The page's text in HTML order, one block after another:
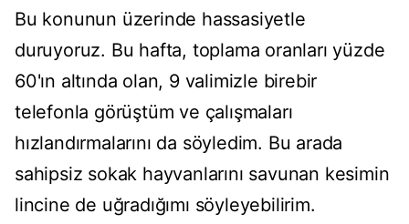
Bu konunun üzerinde hassasiyetle
duruyoruz. Bu hafta, toplama oranları yüzde
60'ın altında olan, 9 valimizle birebir
telefonla görüştüm ve çalışmaları
hızlandırmalarını da söyledim. Bu arada
sahipsiz sokak hayvanlarını savunan kesimin
lincine de uğradığımı söyleyebilirim.